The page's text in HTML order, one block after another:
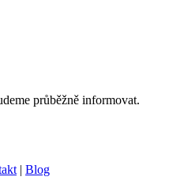
průběžně informovat.
| Blog